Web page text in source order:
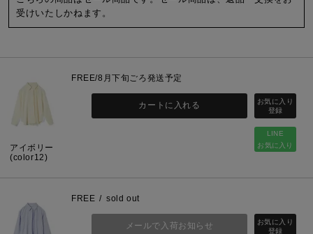
受けいたしかねます。
アイボリー
(color12)
FREE/8月下旬ごろ発送予定
LINE
お気に入り
カートに入れる
FREE sold out
メールで入荷お知らせ